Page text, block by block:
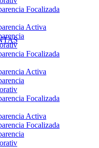
Focalizada
Activa
Focalizada
Activa
Focalizada
Activa
Focalizada